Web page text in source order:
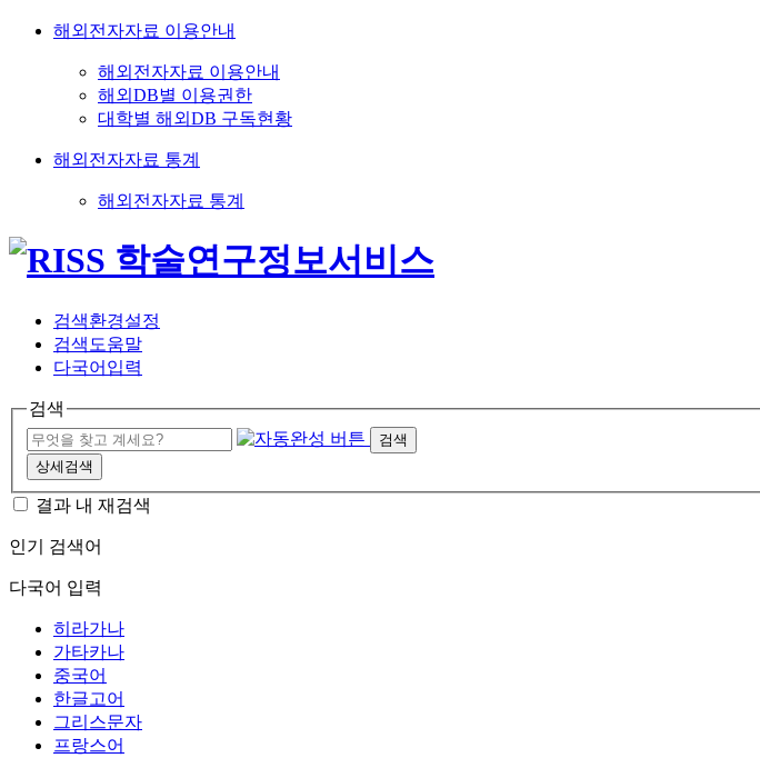
해외전자자료 이용안내
해외전자자료 이용안내
해외DB별 이용권한
대학별 해외DB 구독현황
해외전자자료 통계
해외전자자료 통계
검색환경설정
검색도움말
다국어입력
검색
검색
상세검색
결과 내 재검색
인기 검색어
다국어 입력
히라가나
가타카나
중국어
한글고어
그리스문자
프랑스어